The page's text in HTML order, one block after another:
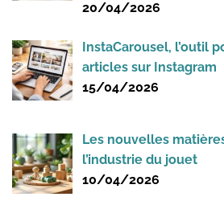
20/04/2026
InstaCarousel, l’outil
articles sur Instagram
15/04/2026
Les nouvelles
l’industrie du jouet
10/04/2026